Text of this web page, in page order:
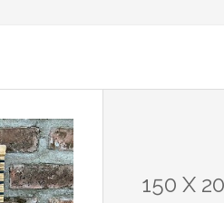
150 X